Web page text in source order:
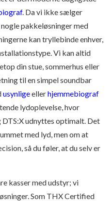
. Da vi ikke sælger
pakkeløsninger med
kan tryllebinde enhver,
Vi kan altid
din stue, sommerhus eller
til en simpel soundbar
usynligeellerhjemmebiograf
lydoplevelse, hvor
udnyttes optimalt. Det
med lyd, men om at
så du føler, at du selv er
kasser med udstyr; vi
Som THX Certified